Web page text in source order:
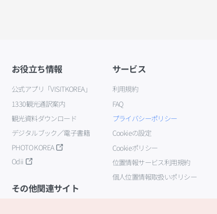
お役立ち情報
公式アプリ「VISITKOREA」
1330観光通訳案内
観光資料ダウンロード
デジタルブック／電子書籍
PHOTO KOREA
Odii
サービス
利用規約
FAQ
プライバシーポリシー
Cookieの設定
Cookieポリシー
位置情報サービス利用規約
個人位置情報取扱いポリシー
その他関連サイト